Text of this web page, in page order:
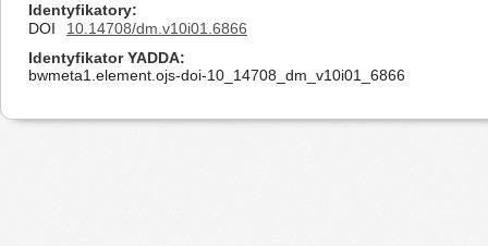
Identyfikatory
DOI
10.14708/dm.v10i01.6866
Identyfikator YADDA
bwmeta1.element.ojs-doi-10_14708_dm_v10i01_6866